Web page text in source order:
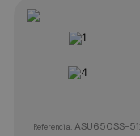
Referencia:ASU650SS-